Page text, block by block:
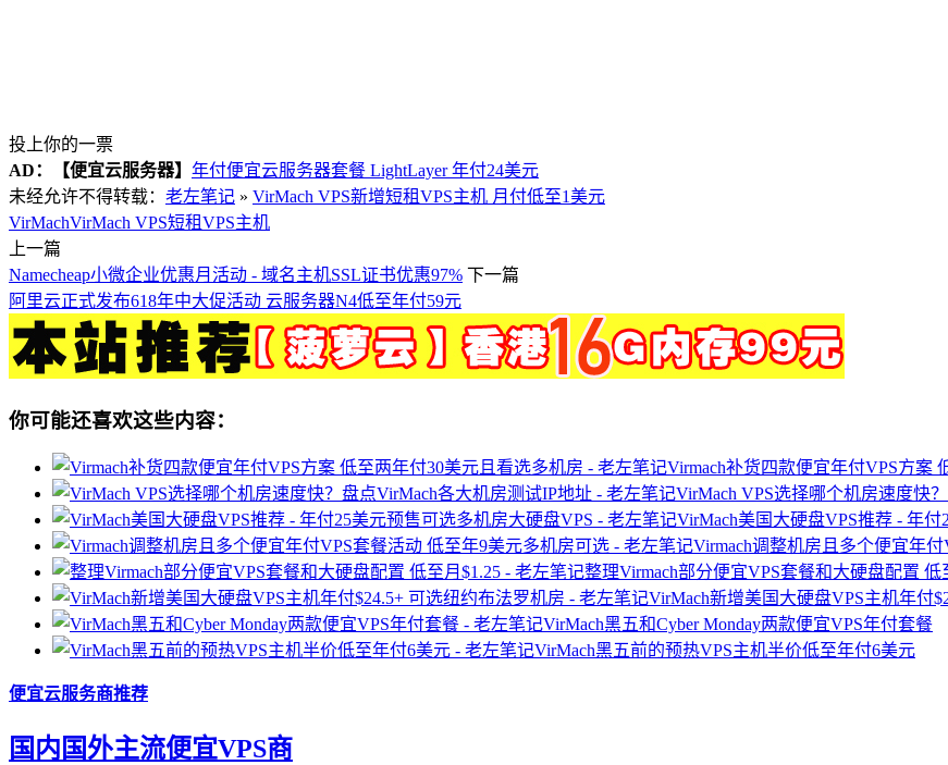
投上你的一票
AD：
【便宜云服务器】 年付便宜云服务器套餐 LightLayer 年付24美元
未经允许不得转载： 老左笔记 » VirMach VPS新增短租VPS主机 月付低至1美元
VirMachVirMach VPS短租VPS主机
上一篇
Namecheap小微企业优惠月活动 - 域名主机SSL证书优惠97% 下一篇
阿里云正式发布618年中大促活动 云服务器N4低至年付59元
你可能还喜欢这些内容：
Virmach补货四款便宜年付VPS方案
VirMach VPS选择哪个机房速度快
VirMach美国大硬盘VPS推荐 - 年
Virmach调整机房且多个便宜年
整理Virmach部分便宜VPS套餐和大硬盘配置 低
VirMach新增美国大硬盘VPS主机年付
VirMach黑五和Cyber Monday两款便宜VPS年付套餐
VirMach黑五前的预热VPS主机半价低至年付6美元
便宜云服务商推荐
国内国外主流便宜VPS商